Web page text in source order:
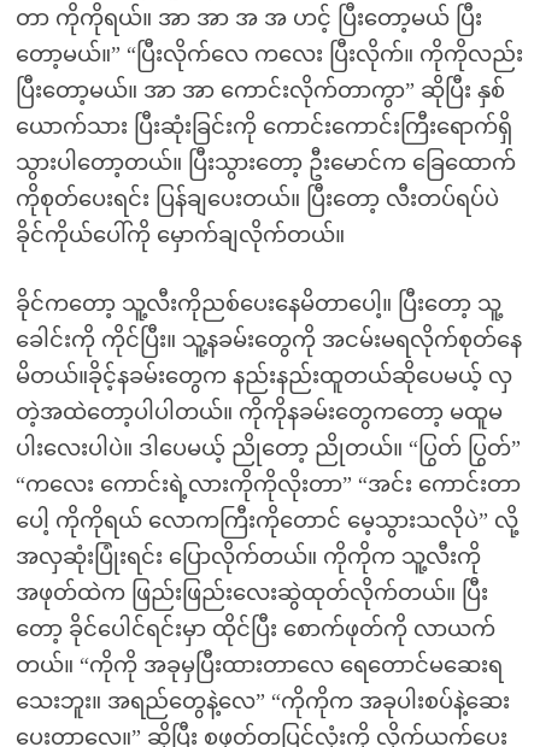
တာ ကိုကိုရယ်။ အာ အာ အ အ ဟင့် ပြီးတော့မယ် ပြီး
တော့မယ်။” “ပြီးလိုက်လေ ကလေး ပြီးလိုက်။ ကိုကိုလည်း
ပြီးတော့မယ်။ အာ အာ ကောင်းလိုက်တာကွာ” ဆိုပြီး နှစ်
ယောက်သား ပြီးဆုံးခြင်းကို ကောင်းကောင်းကြီးရောက်ရှိ
သွားပါတော့တယ်။ ပြီးသွားတော့ ဦးမောင်က ခြေထောက်
ကိုစုတ်ပေးရင်း ပြန်ချပေးတယ်။ ပြီးတော့ လီးတပ်ရပ်ပဲ
ခိုင်ကိုယ်ပေါ်ကို မှောက်ချလိုက်တယ်။
ခိုင်ကတော့ သူ့လီးကိုညစ်ပေးနေမိတာပေါ့။ ပြီးတော့ သူ့
ခေါင်းကို ကိုင်ပြီး။ သူ့နခမ်းတွေကို အငမ်းမရလိုက်စုတ်နေ
မိတယ်။ခိုင့်နခမ်းတွေက နည်းနည်းထူတယ်ဆိုပေမယ့် လှ
တဲ့အထဲတော့ပါပါတယ်။ ကိုကိုနခမ်းတွေကတော့ မထူမ
ပါးလေးပါပဲ။ ဒါပေမယ့် ညိုတော့ ညိုတယ်။ “ပြွတ် ပြွတ်”
“ကလေး ကောင်းရဲ့လားကိုကိုလိုးတာ” “အင်း ကောင်းတာ
ပေါ့ ကိုကိုရယ် လောကကြီးကိုတောင် မေ့သွားသလိုပဲ” လို့
အလှဆုံးပြုံးရင်း ပြောလိုက်တယ်။ ကိုကိုက သူ့လီးကို
အဖုတ်ထဲက ဖြည်းဖြည်းလေးဆွဲထုတ်လိုက်တယ်။ ပြီး
တော့ ခိုင်ပေါင်ရင်းမှာ ထိုင်ပြီး စောက်ဖုတ်ကို လာယက်
တယ်။ “ကိုကို အခုမှပြီးထားတာလေ ရေတောင်မဆေးရ
သေးဘူး။ အရည်တွေနဲ့လေ” “ကိုကိုက အခုပါးစပ်နဲ့ဆေး
ပေးတာလေ။” ဆိုပြီး စဖုတ်တပြင်လုံးကို လိုက်ယက်ပေး